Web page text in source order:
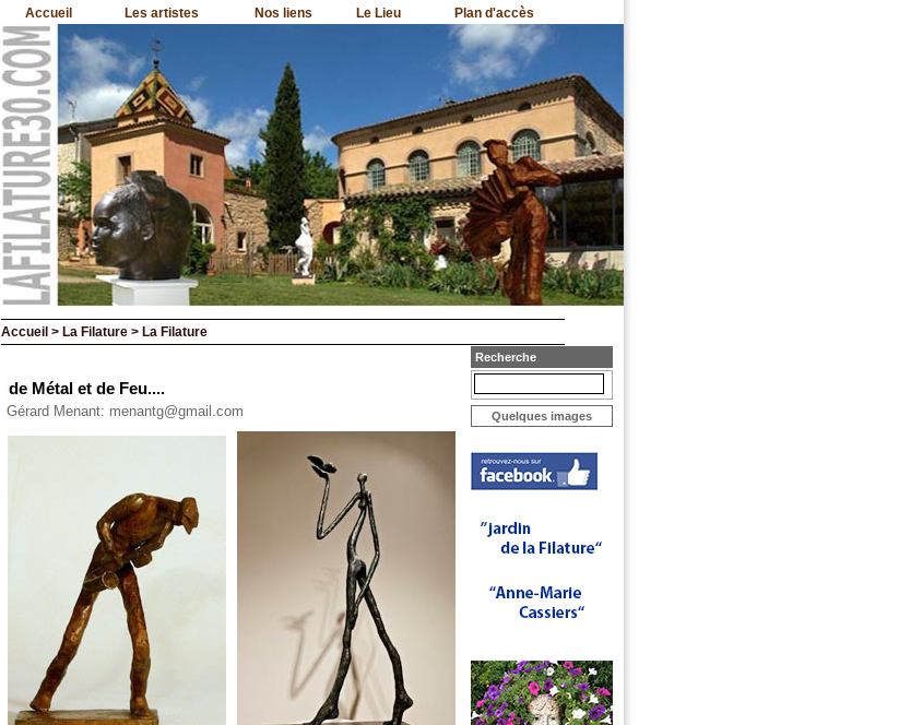
Accueil Les artistes Nos liens Le Lieu Plan d'accès
Accueil > La Filature > La Filature
de Métal et de Feu....
Gérard Menant: menantg@gmail.com
Recherche
Quelques images